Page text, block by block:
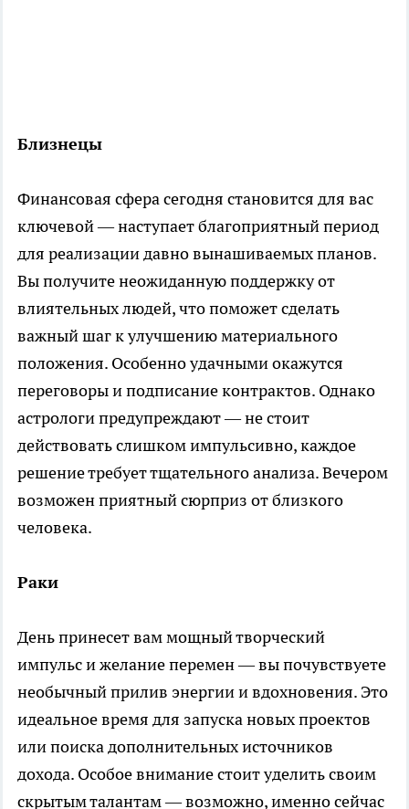
Близнецы
Финансовая сфера сегодня становится для вас
ключевой — наступает благоприятный период
для реализации давно вынашиваемых планов.
Вы получите неожиданную поддержку от
влиятельных людей, что поможет сделать
важный шаг к улучшению материального
положения. Особенно удачными окажутся
переговоры и подписание контрактов. Однако
астрологи предупреждают — не стоит
действовать слишком импульсивно, каждое
решение требует тщательного анализа. Вечером
возможен приятный сюрприз от близкого
человека.
Раки
День принесет вам мощный творческий
импульс и желание перемен — вы почувствуете
необычный прилив энергии и вдохновения. Это
идеальное время для запуска новых проектов
или поиска дополнительных источников
дохода. Особое внимание стоит уделить своим
скрытым талантам — возможно, именно сейчас